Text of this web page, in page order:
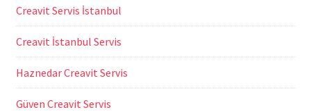
Creavit Servis İstanbul
Creavit İstanbul Servis
Haznedar Creavit Servis
Güven Creavit Servis